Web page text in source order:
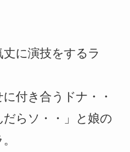
に演技をするラ
付き合うドナ・・
らソ・・」と娘の